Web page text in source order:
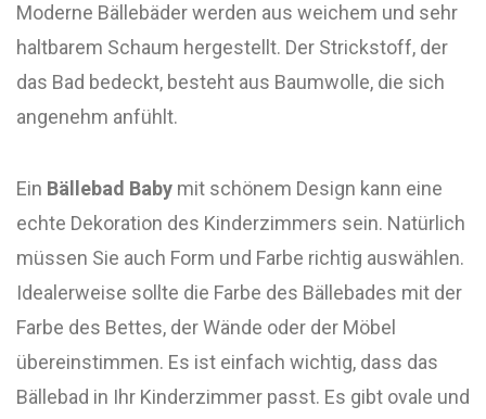
Moderne Bällebäder werden aus weichem und sehr
haltbarem Schaum hergestellt. Der Strickstoff, der
das Bad bedeckt, besteht aus Baumwolle, die sich
angenehm anfühlt.
Ein Bällebad Baby mit schönem Design kann eine
echte Dekoration des Kinderzimmers sein. Natürlich
müssen Sie auch Form und Farbe richtig auswählen.
Idealerweise sollte die Farbe des Bällebades mit der
Farbe des Bettes, der Wände oder der Möbel
übereinstimmen. Es ist einfach wichtig, dass das
Bällebad in Ihr Kinderzimmer passt. Es gibt ovale und